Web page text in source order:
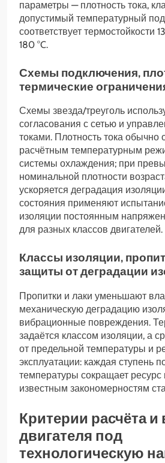
параметры — плотность тока,
допустимый температурный
соответствует термостойкости
180 °C.
Схемы подключения,
термические
Схемы звезда/треуголь
согласования с сетью и
токами. Плотность тока обычно
расчётным температурным
системы охлаждения; при
номинальной плотности
ускоряется деградация
состояния применяют
изоляции постоянным
для разных классов двигателей.
Классы изоляции,
защиты от деградации
Пропитки и лаки уменьшают
механическую деградацию
вибрационные повреждения.
задаётся классом изоляции, а
от предельной температуры и
эксплуатации: каждая ступень
температуры сокращает ресурс
известным закономерностям
Критерии расчёта
двигателя под
технологическую